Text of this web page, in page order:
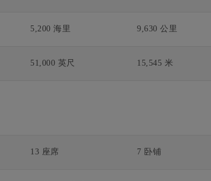
5,200 海里 9,630 公里
51,000 英尺 15,545 米
13 座席 7 卧铺